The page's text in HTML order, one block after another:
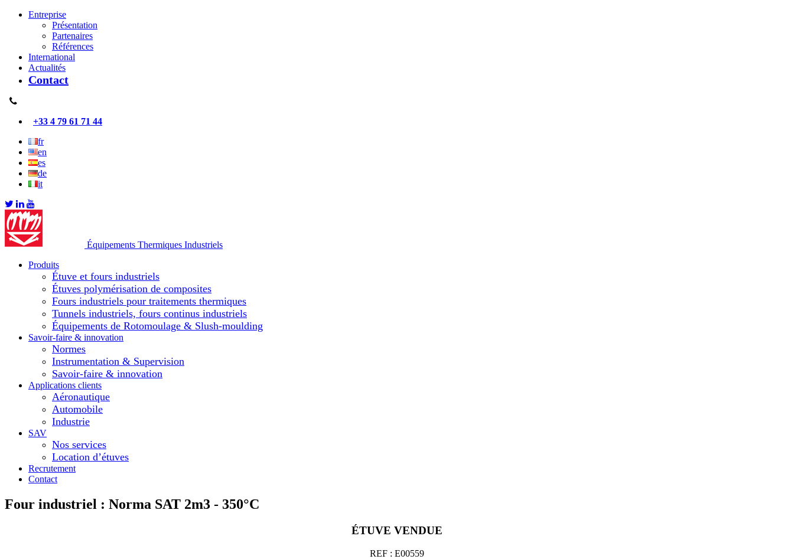
Entreprise
Présentation
Partenaires
Références
International
Actualités
Contact
+33 4 79 61 71 44
fr
en
es
de
it
Équipements Thermiques Industriels
Produits
Étuve et fours industriels
Étuves polymérisation de composites
Fours industriels pour traitements thermiques
Tunnels industriels, fours continus industriels
Équipements de Rotomoulage & Slush-moulding
Savoir-faire & innovation
Normes
Instrumentation & Supervision
Savoir-faire & innovation
Applications clients
Aéronautique
Automobile
Industrie
SAV
Nos services
Location d’étuves
Recrutement
Contact
Four industriel : Norma SAT 2m3 - 350°C
ÉTUVE VENDUE
REF : E00559